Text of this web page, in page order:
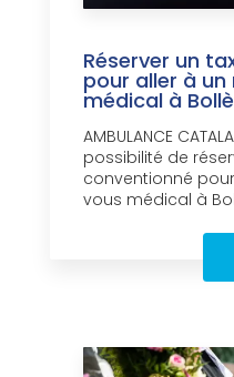
Réserver un
pour aller à
médical à
AMBULANCE
possibilité de
conventionné
vous médical à